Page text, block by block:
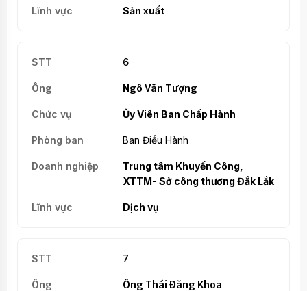
Sản xuất
6
Ngô Văn Tượng
Ủy Viên Ban Chấp Hành
Ban Điều Hành
Trung tâm Khuyến Công,
XTTM- Sở công thương Đắk Lắk
Dịch vụ
7
Ông Thái Đăng Khoa